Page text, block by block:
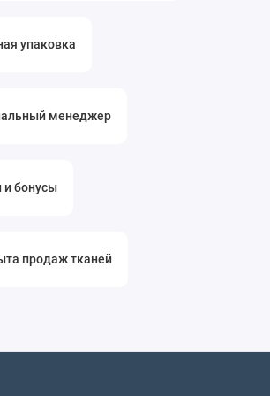
принт на желтом фоне —
который остается актуальным
образов, так и для комбинации с
(белый, черный, зеленый,
шелк с растительным
и вы получите ткань, которая
и мебели с доставкой по России
отправку в любой регион
упаковка
менеджер
и бонусы
продаж тканей